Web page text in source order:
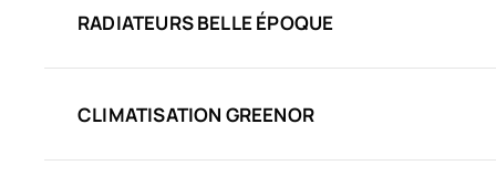
RADIATEURS BELLE ÉPOQUE
CLIMATISATION GREENOR